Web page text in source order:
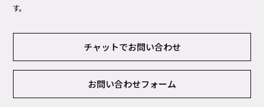
す。
チャットでお問い合わせ
お問い合わせフォーム